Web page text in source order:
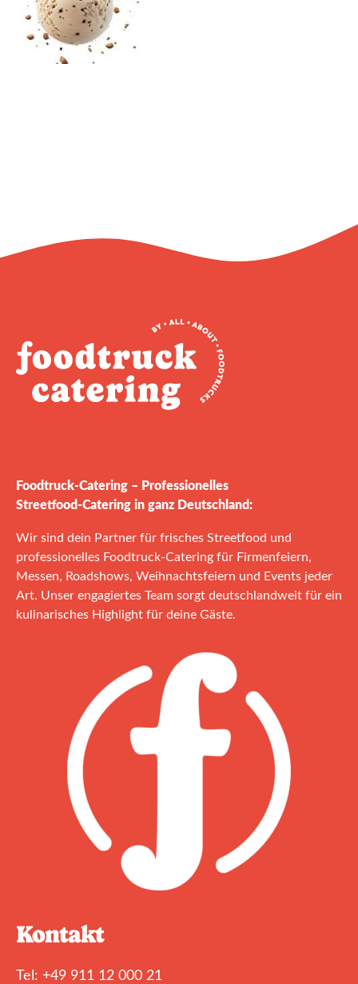
Foodtruck‑Catering – Professionelles
Streetfood‑Catering in ganz Deutschland:
Wir sind dein Partner für frisches Streetfood und
professionelles Foodtruck‑Catering für Firmenfeiern,
Messen, Roadshows, Weihnachtsfeiern und Events jeder
Art. Unser engagiertes Team sorgt deutschlandweit für ein
kulinarisches Highlight für deine Gäste.
Kontakt
Tel: +49 911 12 000 21